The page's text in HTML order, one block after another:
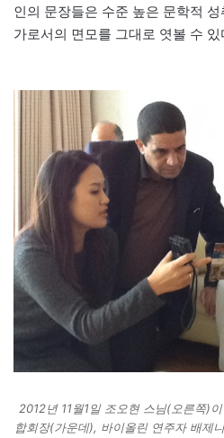
인의 문장들은 수준 높은 문학적
가로서의 면모를 그대로 엿볼 수 있
2012년 11월1일 조오현 스님(오른쪽)
합회장(가운데), 바이올린 연주자 배제